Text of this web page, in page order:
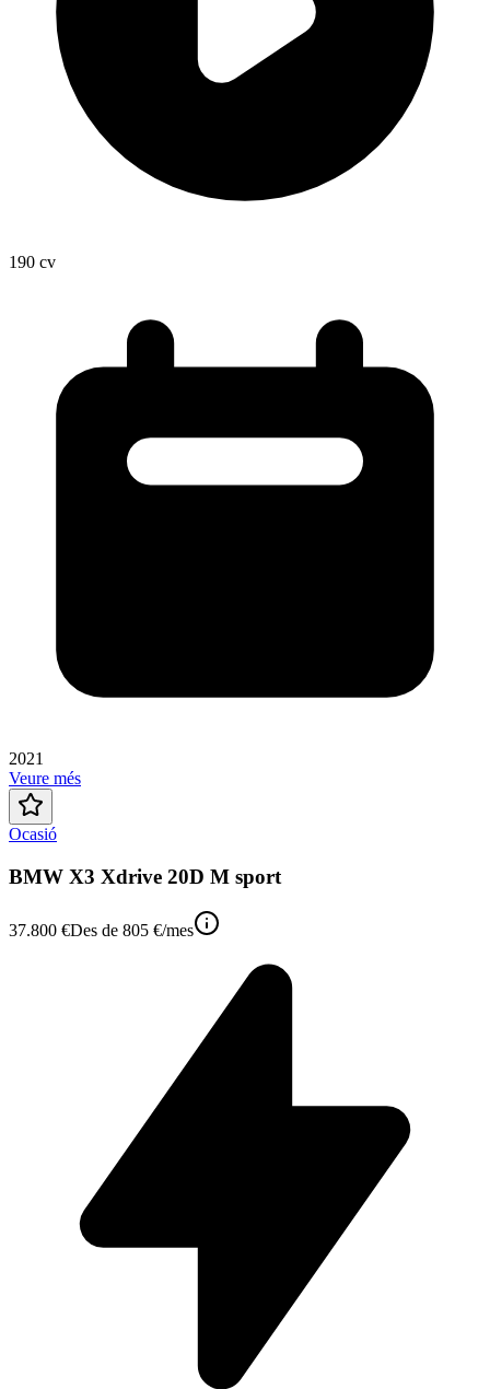
190 cv
2021
Veure més
Ocasió
BMW X3 Xdrive 20D M sport
37.800 €Des de 805 €/mes